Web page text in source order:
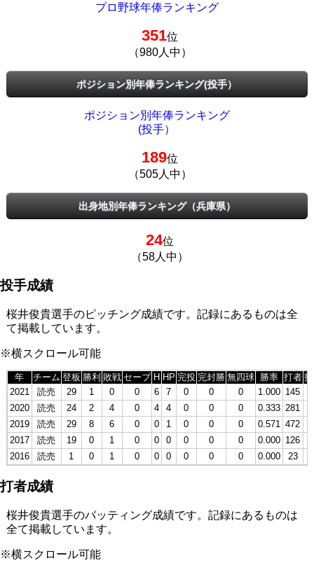
プロ野球年俸ランキング
351位
（980人中）
ポジション別年俸ランキング(投手）
ポジション別年俸ランキング
(投手）
189位
（505人中）
出身地別年俸ランキング（兵庫県）
24位
（58人中）
投手成績
桜井俊貴選手のピッチング成績です。記録にあるものは全
て掲載しています。
※横スクロール可能
年 チーム 登板 勝利 敗戦 セーブ H HP 完投 完封勝 無四球 勝率 打者
2021
読売 29 1 0 0 6 7 0 0 0 1.000 145
2020
読売 24 2 4 0 4 4 0 0 0 0.333 281
2019
読売 29 8 6 0 0 1 0 0 0 0.571 472
2017
読売 19 0 1 0 0 0 0 0 0 0.000 126
2016
読売 1 0 1 0 0 0 0 0 0 0.000 23
打者成績
桜井俊貴選手のバッティング成績です。記録にあるものは
全て掲載しています。
※横スクロール可能